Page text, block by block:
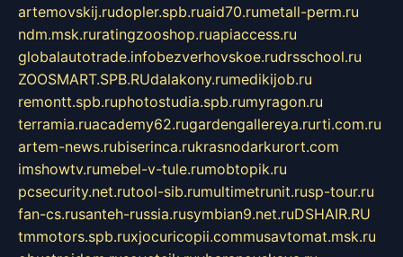
artemovskij.rudopler.spb.ruaid70.rumetall-perm.ru
ndm.msk.ruratingzooshop.ruapiaccess.ru
globalautotrade.infobezverhovskoe.rudrsschool.ru
ZOOSMART.SPB.RUdalakony.rumedikijob.ru
remontt.spb.ruphotostudia.spb.rumyragon.ru
terramia.ruacademy62.rugardengallereya.rurti.com.ru
artem-news.rubiserinca.rukrasnodarkurort.com
imshowtv.rumebel-v-tule.rumobtopik.ru
pcsecurity.net.rutool-sib.rumultimetrunit.rusp-tour.ru
fan-cs.rusanteh-russia.rusymbian9.net.ruDSHAIR.RU
tmmotors.spb.ruxjocuricopii.commusavtomat.msk.ru